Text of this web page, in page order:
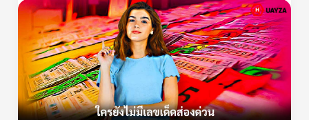
เลข
เด็ด
“พญา
บึ้ง”
งวด
1/6/67